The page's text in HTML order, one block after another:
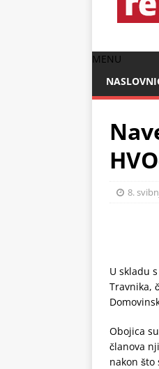
MENU
8.
U skladu
Travnika,
Obojica
članova
nakon